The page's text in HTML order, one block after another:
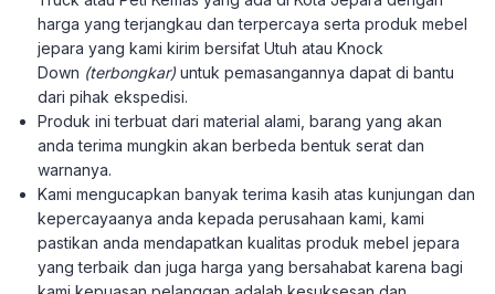
harga yang terjangkau dan terpercaya serta produk mebel
jepara yang kami kirim bersifat Utuh atau Knock
Down (terbongkar) untuk pemasangannya dapat di bantu
dari pihak ekspedisi.
Produk ini terbuat dari material alami, barang yang akan
anda terima mungkin akan berbeda bentuk serat dan
warnanya.
Kami mengucapkan banyak terima kasih atas kunjungan dan
kepercayaanya anda kepada perusahaan kami, kami
pastikan anda mendapatkan kualitas produk mebel jepara
yang terbaik dan juga harga yang bersahabat karena bagi